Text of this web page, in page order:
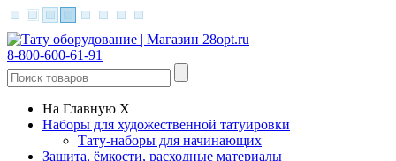
8-800-600-61-91
На Главную X
Наборы для художественной татуировки
Тату-наборы для начинающих
Защита, ёмкости, расходные материалы